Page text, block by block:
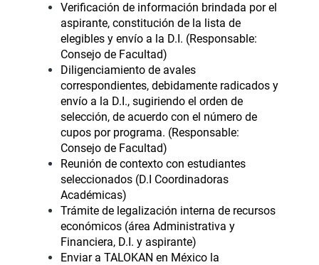
Verificación de información brindada por el
aspirante, constitución de la lista de
elegibles y envío a la D.I. (Responsable:
Consejo de Facultad)
Diligenciamiento de avales
correspondientes, debidamente radicados y
envío a la D.I., sugiriendo el orden de
selección, de acuerdo con el número de
cupos por programa. (Responsable:
Consejo de Facultad)
Reunión de contexto con estudiantes
seleccionados (D.I Coordinadoras
Académicas)
Trámite de legalización interna de recursos
económicos (área Administrativa y
Financiera, D.I. y aspirante)
Enviar a TALOKAN en México la